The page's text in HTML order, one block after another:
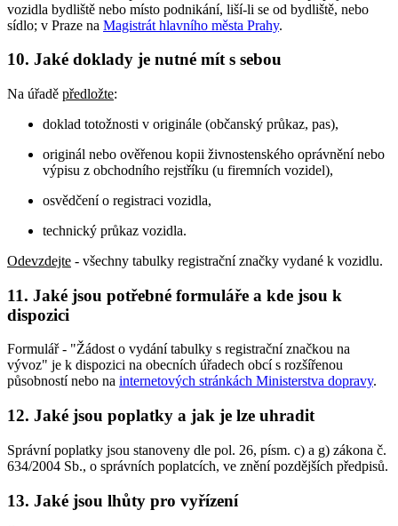
vozidla bydliště nebo místo podnikání, liší-li se od bydliště, nebo
sídlo; v Praze na Magistrát hlavního města Prahy.
10. Jaké doklady je nutné mít s sebou
Na úřadě předložte:
doklad totožnosti v originále (občanský průkaz, pas),
originál nebo ověřenou kopii živnostenského oprávnění nebo
výpisu z obchodního rejstříku (u firemních vozidel),
osvědčení o registraci vozidla,
technický průkaz vozidla.
Odevzdejte - všechny tabulky registrační značky vydané k vozidlu.
11. Jaké jsou potřebné formuláře a kde jsou k
dispozici
Formulář - "Žádost o vydání tabulky s registrační značkou na
vývoz" je k dispozici na obecních úřadech obcí s rozšířenou
působností nebo na internetových stránkách Ministerstva dopravy.
12. Jaké jsou poplatky a jak je lze uhradit
Správní poplatky jsou stanoveny dle pol. 26, písm. c) a g) zákona č.
634/2004 Sb., o správních poplatcích, ve znění pozdějších předpisů.
13. Jaké jsou lhůty pro vyřízení